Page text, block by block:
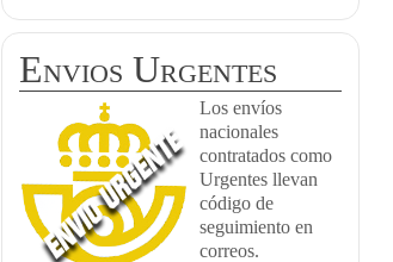
Envios Urgentes
Los envíos
nacionales
contratados como
Urgentes llevan
código de
seguimiento en
correos.